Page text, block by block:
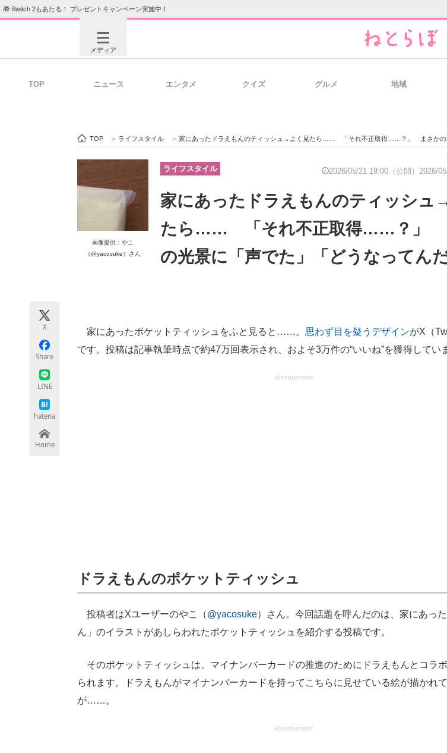
🎁 Switch 2もあたる！ プレゼントキャンペーン実施中！
メディア
ビジネスと働き方のヒント
ITエンジニア向け専門サイト
ちょっと気になるネットの話題
TOP ニュース エンタメ クイズ グルメ 地域
TOP > ライフスタイル > 家にあったドラえもんのティッシュ→よく見たら…… 「それ不正取得……？」 まさかの光景に「声でた」「
画像提供：やこ
（@yacosuke）さん
ライフスタイル 2026/05/21 19:00（公開） 2026/
家にあったドラえもんのティッシュ
たら…… 「それ不正取得……？」
の光景に「声でた」「どうなってんだ
X
Share
LINE
hatena
Home
家にあったポケットティッシュをふと見ると……。 思わず目を疑うデザインがX（
です。投稿は記事執筆時点で約47万回表示され、およそ3万件の“いいね”を獲得してい
advertisement
ドラえもんのポケットティッシュ
投稿者はXユーザーのやこ（@yacosuke）さん。今回話題を呼んだのは、家にあっ
ん」のイラストがあしらわれたポケットティッシュを紹介する投稿です。
そのポケットティッシュは、マイナンバーカードの推進のためにドラえもんとコラ
られます。ドラえもんがマイナンバーカードを持ってこちらに見せている絵が描かれ
が……。
advertisement